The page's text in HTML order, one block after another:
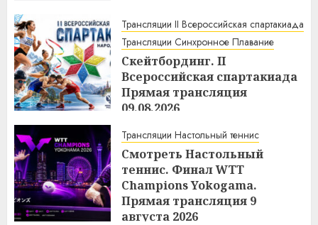
Трансляции II Всероссийская спартакиада
Трансляции Синхронное Плавание
Скейтбординг. II
Всероссийская спартакиада
Прямая трансляция
09.08.2026
Трансляции Настольный теннис
Смотреть Настольный
теннис. Финал WTТ
Champions Yokogama.
Прямая трансляция 9
августа 2026